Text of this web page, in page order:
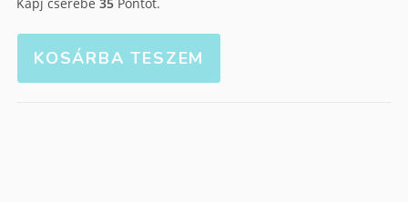
Kapj cserébe 35Pontot.
KOSÁRBA TESZEM